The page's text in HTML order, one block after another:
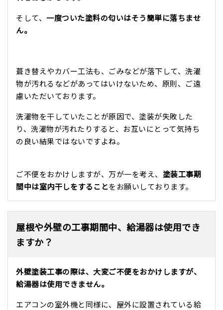
そして、 一度ついた塗料の匂いはそう簡単に落ちませ
ん。
葺き替えやカバー工法も、ごみなどが落下して、洗濯
物が汚れるなどがあってはいけないため、原則、ご遠
慮いただいております。
洗濯物を干していたことが原因で、塗装が失敗した
り、洗濯物が汚れたりすると、お互いにとって気持ち
の良い結果ではないですよね。
ご不便をおかけしますが、万が一を考え、 塗装工事期
間中は室内干しをすることをお願いしております。
屋根や外壁の工事期間中、給湯器は使用でき
ますか？
外壁塗装工事の際は、大変ご不便をおかけしますが、
給湯器は使用できません。
エアコンの室外機と同様に、屋外に設置されている給